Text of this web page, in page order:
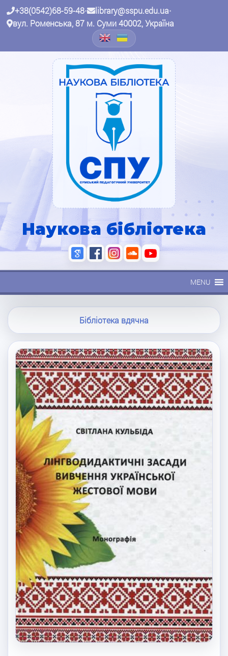
+38(0542)68-59-48• library@sspu.edu.ua•
вул. Роменська, 87 м. Суми 40002, Україна
Наукова бібліотека
MENU
Бібліотека вдячна